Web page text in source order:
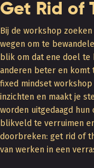
Get Rid of
Bij de workshop
wegen om te
blik om dat ene doel te
anderen beter en komt
fixed mindset
inzichten en maakt je
worden uitgedaagd
blikveld te verruimen
doorbreken: get rid of
van werken in een